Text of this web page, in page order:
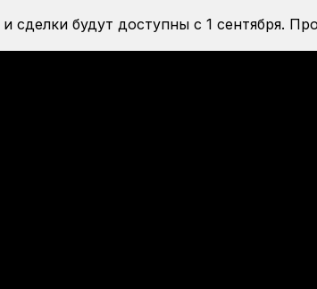
сделки будут доступны с 1 сентября.